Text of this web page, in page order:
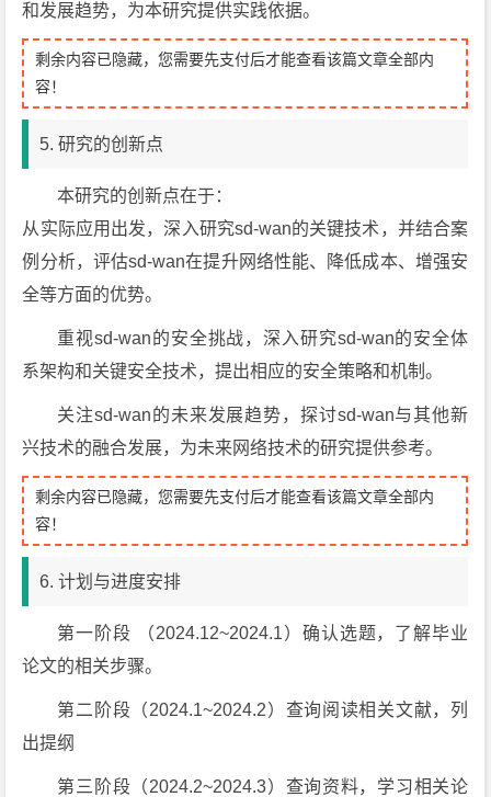
和发展趋势，为本研究提供实践依据。
剩余内容已隐藏，您需要先支付后才能查看该篇文章全部内
容！
5. 研究的创新点
本研究的创新点在于：
从实际应用出发，深入研究sd-wan的关键技术，并结合案
例分析，评估sd-wan在提升网络性能、降低成本、增强安
全等方面的优势。
重视sd-wan的安全挑战，深入研究sd-wan的安全体
系架构和关键安全技术，提出相应的安全策略和机制。
关注sd-wan的未来发展趋势，探讨sd-wan与其他新
兴技术的融合发展，为未来网络技术的研究提供参考。
剩余内容已隐藏，您需要先支付后才能查看该篇文章全部内
容！
6. 计划与进度安排
第一阶段 （2024.12~2024.1）确认选题，了解毕业
论文的相关步骤。
第二阶段（2024.1~2024.2）查询阅读相关文献，列
出提纲
第三阶段（2024.2~2024.3）查询资料，学习相关论